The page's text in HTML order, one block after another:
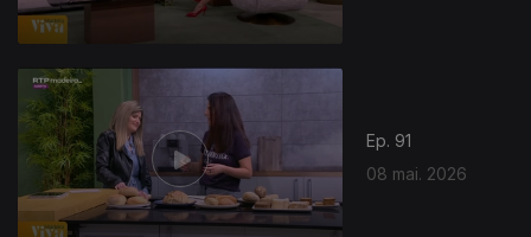
Ep. 91
08 mai. 2026